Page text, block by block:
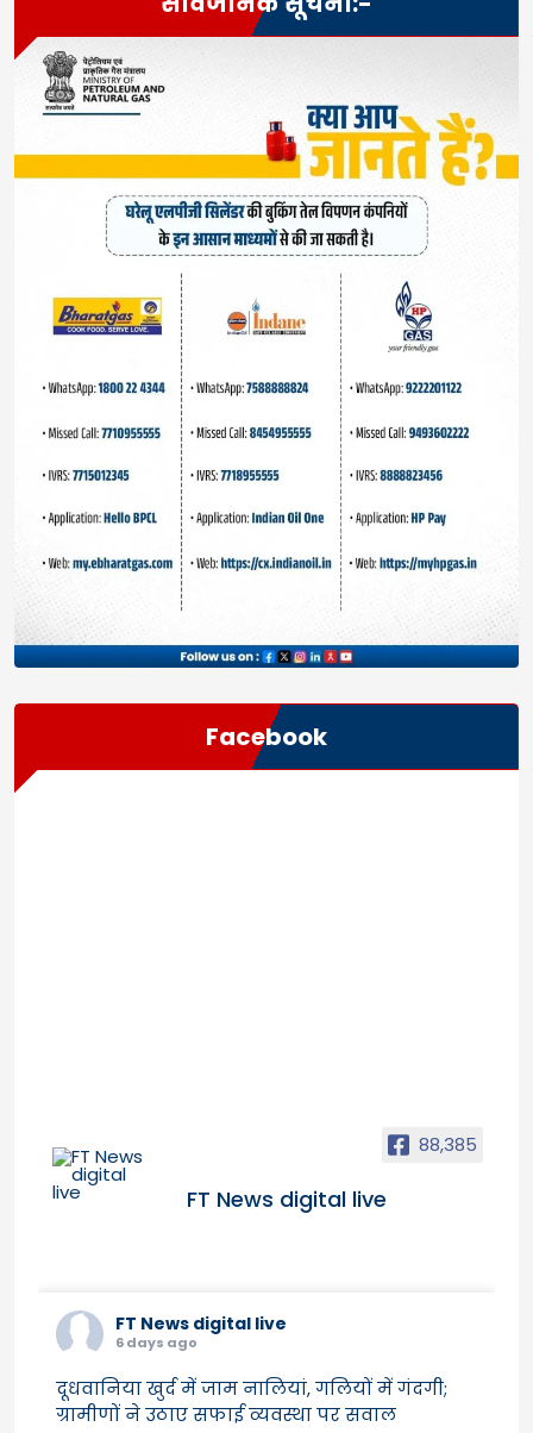
Facebook
88,385
FT News digital live
FT News digital live
6 days ago
दूधवानिया खुर्द में जाम नालियां, गलियों में गंदगी;
ग्रामीणों ने उठाए सफाई व्यवस्था पर सवाल